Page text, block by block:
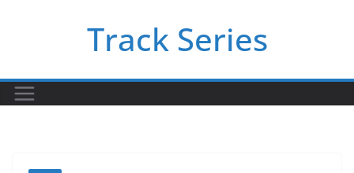
Track Series